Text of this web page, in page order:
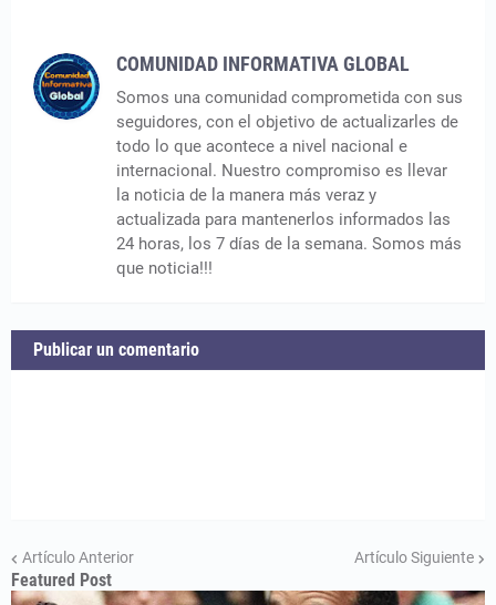
COMUNIDAD INFORMATIVA GLOBAL
Somos una comunidad comprometida con sus
seguidores, con el objetivo de actualizarles de
todo lo que acontece a nivel nacional e
internacional. Nuestro compromiso es llevar
la noticia de la manera más veraz y
actualizada para mantenerlos informados las
24 horas, los 7 días de la semana. Somos más
que noticia!!!
Publicar un comentario
Artículo Anterior Artículo Siguiente
Featured Post